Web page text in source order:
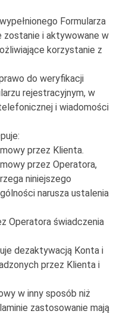
Formularza
i aktywowane w
korzystanie z
do weryfikacji
rejestracyjnym, w
i wiadomości
przez Klienta.
przez Operatora,
niniejszego
narusza ustalenia
Operatora świadczenia
dezaktywacją Konta i
przez Klienta i
w inny sposób niż
zastosowanie mają